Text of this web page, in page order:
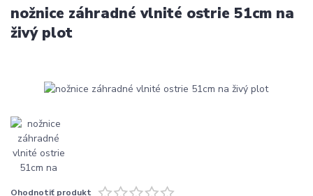
nožnice záhradné vlnité ostrie 51cm na
živý plot
Ohodnotiť produkt